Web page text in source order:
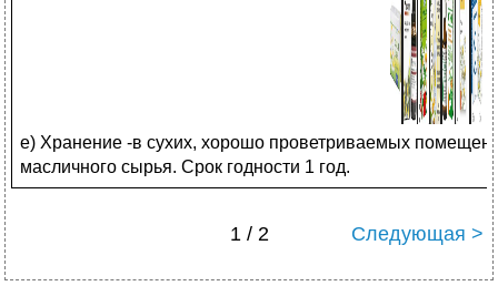
е) Хранение -в сухих, хорошо проветриваемых
масличного сырья. Срок годности 1 год.
1 / 2 Следующая >